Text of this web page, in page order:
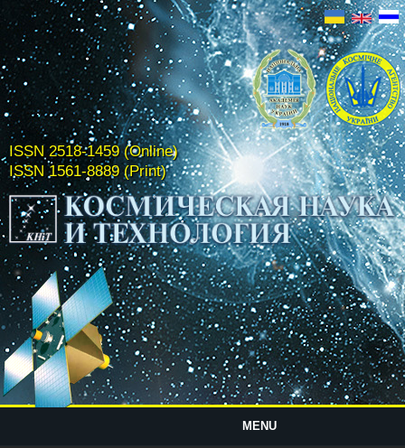
ISSN 2518-1459 (Online)
ISSN 1561-8889 (Print)
MENU